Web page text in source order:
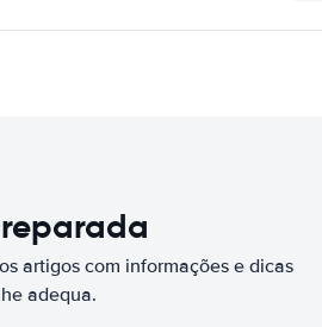
artigos com informações e dicas
adequa.